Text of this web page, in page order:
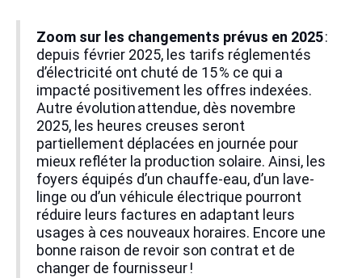
Zoom sur les changements prévus en 2025:
depuis février 2025, les tarifs réglementés
d’électricité ont chuté de 15 % ce qui a
impacté positivement les offres indexées.
Autre évolution attendue, dès novembre
2025, les heures creuses seront
partiellement déplacées en journée pour
mieux refléter la production solaire. Ainsi, les
foyers équipés d’un chauffe-eau, d’un lave-
linge ou d’un véhicule électrique pourront
réduire leurs factures en adaptant leurs
usages à ces nouveaux horaires. Encore une
bonne raison de revoir son contrat et de
changer de fournisseur !